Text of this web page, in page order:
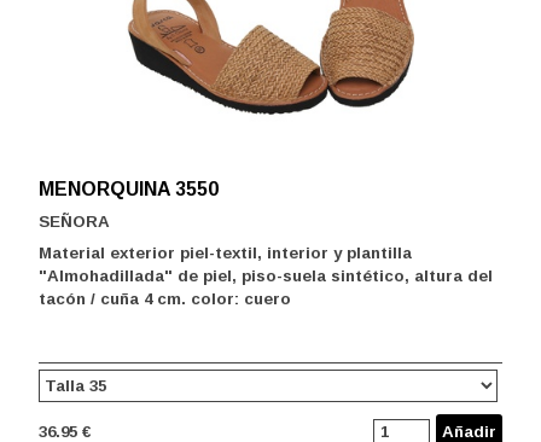
MENORQUINA 3550
SEÑORA
Material exterior piel-textil, interior y plantilla
"Almohadillada" de piel, piso-suela sintético, altura del
tacón / cuña 4 cm. color: cuero
36.95 € Añadir